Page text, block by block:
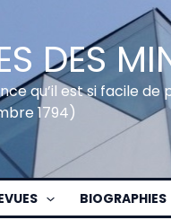
DES
qu’il est si facile
1794)
BIOGRAPHIES